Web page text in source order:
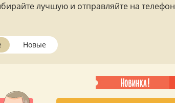
лучшую и отправляйте на телефон
Новые